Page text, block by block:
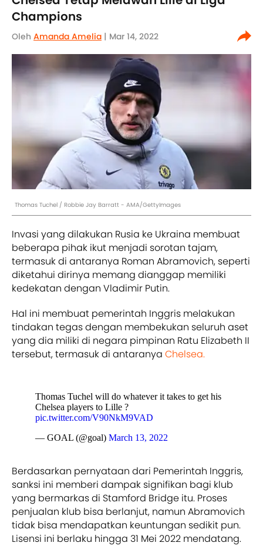
Champions
Oleh Amanda Amelia | Mar 14, 2022
Thomas Tuchel / Robbie Jay Barratt - AMA/GettyImages
Invasi yang dilakukan Rusia ke Ukraina membuat
beberapa pihak ikut menjadi sorotan tajam,
termasuk di antaranya Roman Abramovich, seperti
diketahui dirinya memang dianggap memiliki
kedekatan dengan Vladimir Putin.
Hal ini membuat pemerintah Inggris melakukan
tindakan tegas dengan membekukan seluruh aset
yang dia miliki di negara pimpinan Ratu Elizabeth II
tersebut, termasuk di antaranya Chelsea.
Thomas Tuchel will do whatever it takes to get his
Chelsea players to Lille ?
pic.twitter.com/V90NkM9VAD
— GOAL (@goal) March 13, 2022
Berdasarkan pernyataan dari Pemerintah Inggris,
sanksi ini memberi dampak signifikan bagi klub
yang bermarkas di Stamford Bridge itu. Proses
penjualan klub bisa berlanjut, namun Abramovich
tidak bisa mendapatkan keuntungan sedikit pun.
Lisensi ini berlaku hingga 31 Mei 2022 mendatang.